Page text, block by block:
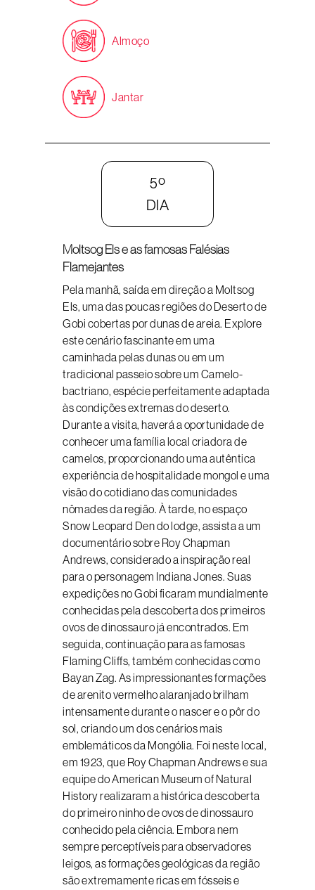
Almoço
Jantar
5º
DIA
Moltsog Els e as famosas Falésias
Flamejantes
Pela manhã, saída em direção a Moltsog
Els, uma das poucas regiões do Deserto de
Gobi cobertas por dunas de areia. Explore
este cenário fascinante em uma
caminhada pelas dunas ou em um
tradicional passeio sobre um Camelo-
bactriano, espécie perfeitamente adaptada
às condições extremas do deserto.
Durante a visita, haverá a oportunidade de
conhecer uma família local criadora de
camelos, proporcionando uma autêntica
experiência de hospitalidade mongol e uma
visão do cotidiano das comunidades
nômades da região. À tarde, no espaço
Snow Leopard Den do lodge, assista a um
documentário sobre Roy Chapman
Andrews, considerado a inspiração real
para o personagem Indiana Jones. Suas
expedições no Gobi ficaram mundialmente
conhecidas pela descoberta dos primeiros
ovos de dinossauro já encontrados. Em
seguida, continuação para as famosas
Flaming Cliffs, também conhecidas como
Bayan Zag. As impressionantes formações
de arenito vermelho alaranjado brilham
intensamente durante o nascer e o pôr do
sol, criando um dos cenários mais
emblemáticos da Mongólia. Foi neste local,
em 1923, que Roy Chapman Andrews e sua
equipe do American Museum of Natural
History realizaram a histórica descoberta
do primeiro ninho de ovos de dinossauro
conhecido pela ciência. Embora nem
sempre perceptíveis para observadores
leigos, as formações geológicas da região
são extremamente ricas em fósseis e